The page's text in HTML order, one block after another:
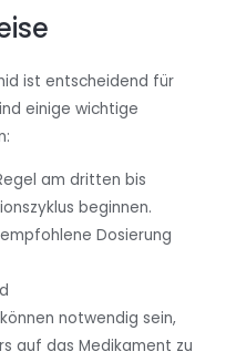
ist entscheidend für
einige wichtige
am dritten bis
beginnen.
Dosierung
notwendig sein,
auf das Medikament zu